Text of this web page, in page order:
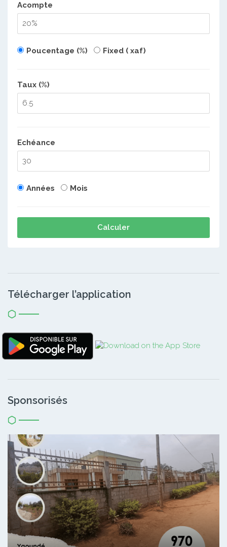
Acompte
Poucentage (%) Fixed ( xaf)
Taux (%)
Echéance
Années Mois
Calculer
Télécharger l’application
Sponsorisés